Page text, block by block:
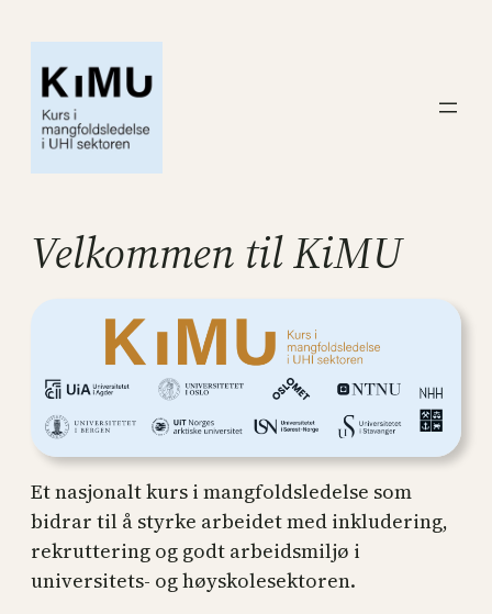
innhold
Velkommen til KiMU
Et nasjonalt kurs i mangfoldsledelse som
bidrar til å styrke arbeidet med inkludering,
rekruttering og godt arbeidsmiljø i
universitets- og høyskolesektoren.